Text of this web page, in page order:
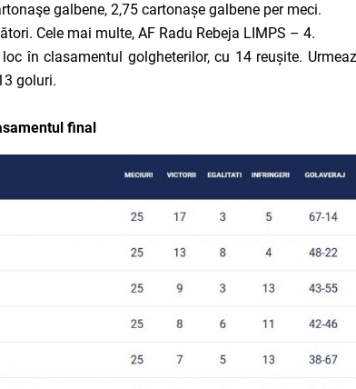
galbene, 2,75 cartonașe galbene per meci.
Cele mai multe, AF Radu Rebeja LIMPS – 4.
în clasamentul golgheterilor, cu 14 reușite.
goluri.
final